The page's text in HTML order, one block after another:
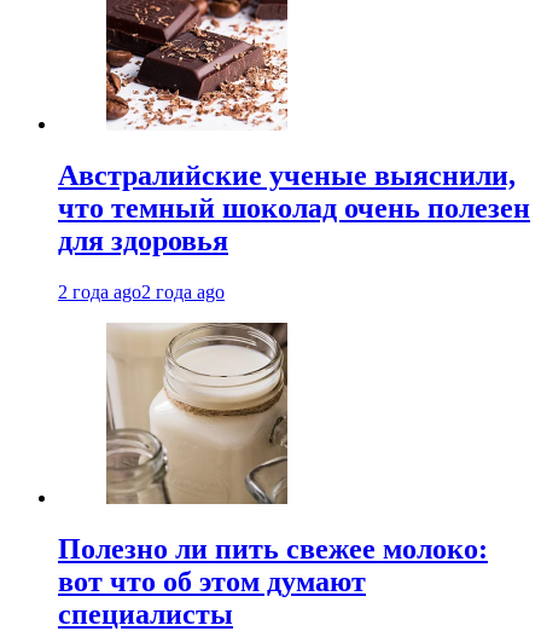
Австралийские ученые выяснили,
что темный шоколад очень полезен
для здоровья
2 года ago2 года ago
Полезно ли пить свежее молоко:
вот что об этом думают
специалисты